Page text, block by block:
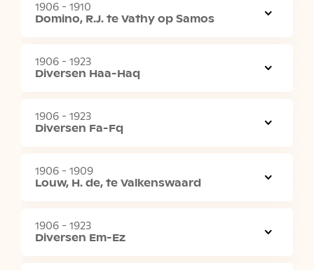
1906 - 1910
Domino, R.J. te Vathy op Samos
1906 - 1923
Diversen Haa-Haq
1906 - 1923
Diversen Fa-Fq
1906 - 1909
Louw, H. de, te Valkenswaard
1906 - 1923
Diversen Em-Ez